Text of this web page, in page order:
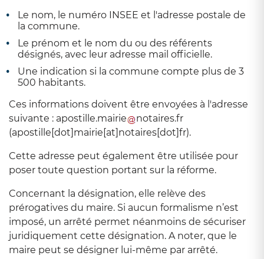
Le nom, le numéro INSEE et l'adresse postale de
la commune.
Le prénom et le nom du ou des référents
désignés, avec leur adresse mail officielle.
Une indication si la commune compte plus de 3
500 habitants.
Ces informations doivent être envoyées à l'adresse
suivante : apostille.mairie notaires.fr
(apostille[dot]mairie[at]notaires[dot]fr).
Cette adresse peut également être utilisée pour
poser toute question portant sur la réforme.
Concernant la désignation, elle relève des
prérogatives du maire. Si aucun formalisme n’est
imposé, un arrêté permet néanmoins de sécuriser
juridiquement cette désignation. A noter, que le
maire peut se désigner lui-même par arrêté.